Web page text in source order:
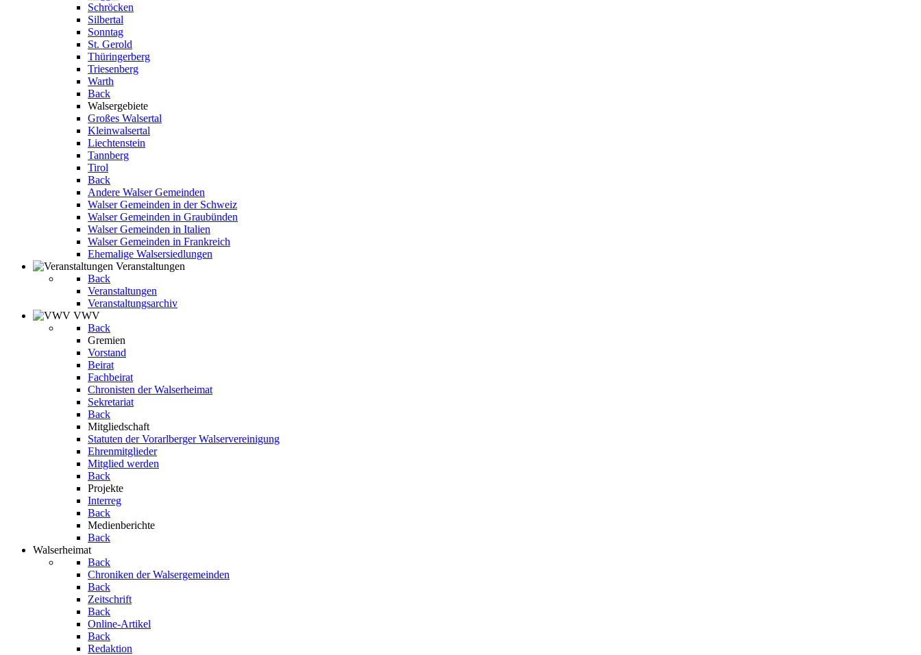
Schröcken
Silbertal
Sonntag
St. Gerold
Thüringerberg
Triesenberg
Warth
Back
Walsergebiete
Großes Walsertal
Kleinwalsertal
Liechtenstein
Tannberg
Tirol
Back
Andere Walser Gemeinden
Walser Gemeinden in der Schweiz
Walser Gemeinden in Graubünden
Walser Gemeinden in Italien
Walser Gemeinden in Frankreich
Ehemalige Walsersiedlungen
Veranstaltungen
Back
Veranstaltungen
Veranstaltungsarchiv
VWV
Back
Gremien
Vorstand
Beirat
Fachbeirat
Chronisten der Walserheimat
Sekretariat
Back
Mitgliedschaft
Statuten der Vorarlberger Walservereinigung
Ehrenmitglieder
Mitglied werden
Back
Projekte
Interreg
Back
Medienberichte
Back
Walserheimat
Back
Chroniken der Walsergemeinden
Back
Zeitschrift
Back
Online-Artikel
Back
Redaktion